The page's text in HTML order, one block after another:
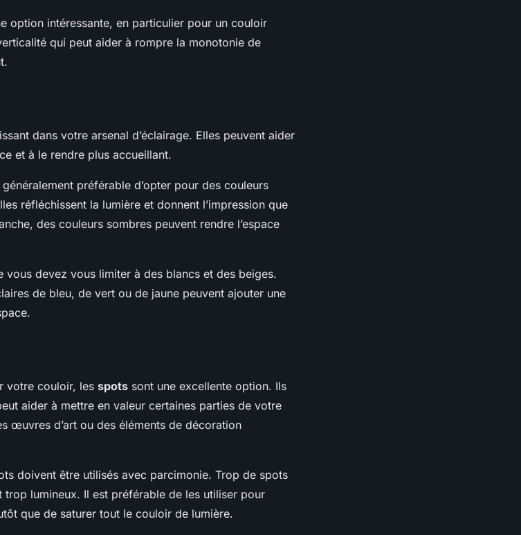
option intéressante, en particulier pour un couloir
qui peut aider à rompre la monotonie de
dans votre arsenal d’éclairage. Elles peuvent aider
et à le rendre plus accueillant.
préférable d’opter pour des couleurs
réfléchissent la lumière et donnent l’impression que
des couleurs sombres peuvent rendre l’espace
vous devez vous limiter à des blancs et des beiges.
de bleu, de vert ou de jaune peuvent ajouter une
votre couloir, les spots sont une excellente option. Ils
aider à mettre en valeur certaines parties de votre
œuvres d’art ou des éléments de décoration
doivent être utilisés avec parcimonie. Trop de spots
trop lumineux. Il est préférable de les utiliser pour
que de saturer tout le couloir de lumière.